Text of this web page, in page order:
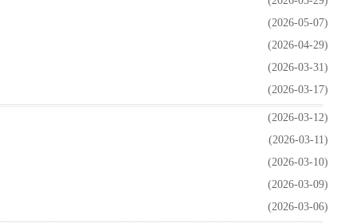
(2026-05-07)
(2026-04-29)
(2026-03-31)
(2026-03-17)
(2026-03-12)
(2026-03-11)
(2026-03-10)
(2026-03-09)
(2026-03-06)